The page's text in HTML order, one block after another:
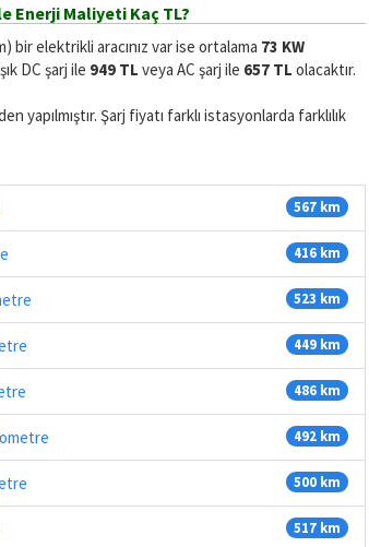
Enerji Maliyeti Kaç TL?
bir elektrikli aracınız var ise ortalama 73 KW
DC şarj ile 949 TL veya AC şarj ile 657 TL olacaktır.
yapılmıştır. Şarj fiyatı farklı istasyonlarda farklılık
567 km
416 km
523 km
449 km
486 km
492 km
500 km
517 km